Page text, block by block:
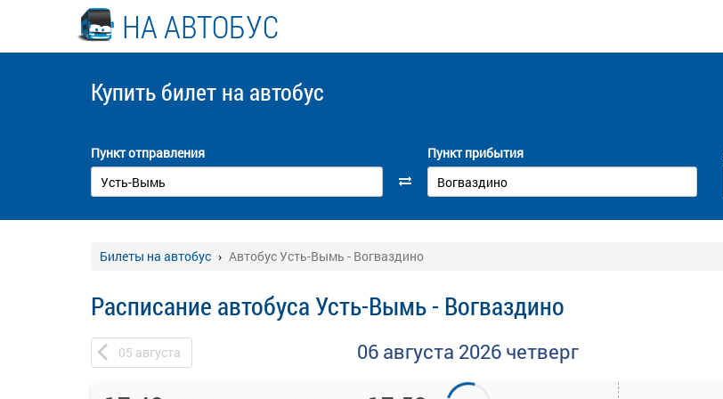
НА АВТОБУС
Купить билет на автобус
Пункт отправления Пункт прибытия
Билеты на автобус Автобус Усть-Вымь - Вогваздино
Расписание автобуса Усть-Вымь - Вогваздино
05 августа 06 августа 2026 четверг